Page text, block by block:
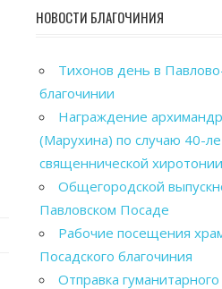
НОВОСТИ БЛАГОЧИНИЯ
Тихонов день в
благочинии
Награждение
(Марухина) по случаю 40-
священнической хиротонии
Общегородской
Павловском Посаде
Рабочие посещения
Посадского благочиния
Отправка